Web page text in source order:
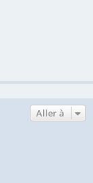
Aller à